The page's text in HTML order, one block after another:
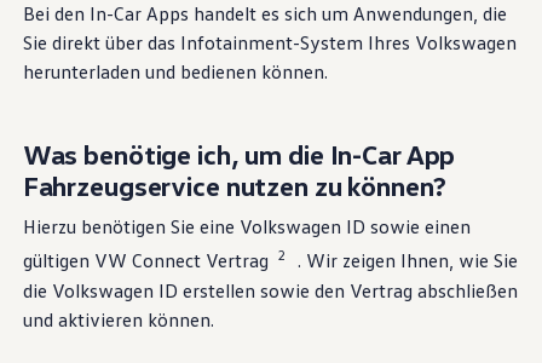
Digitale Extras für Ihr Modell finden
10 von 10Details
Bei den In-Car Apps handelt es sich um Anwendungen, die
Sie direkt über das Infotainment-System Ihres Volkswagen
herunterladen und bedienen können.
Was benötige ich, um die In-Car App
Fahrzeugservice nutzen zu können?
Hierzu benötigen Sie eine Volkswagen ID sowie einen
gültigen VW ConnectVertrag 2
. Wir zeigen Ihnen, wie Sie
die Volkswagen ID erstellen sowie den Vertrag abschließen
und aktivieren können.